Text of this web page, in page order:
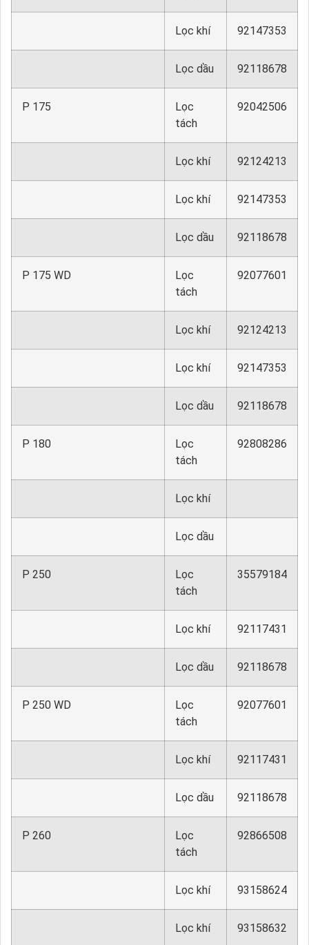
Lọc khí 92147353
Lọc dầu 92118678
P 175
Lọc
tách
92042506
Lọc khí 92124213
Lọc khí 92147353
Lọc dầu 92118678
P 175 WD
Lọc
tách
92077601
Lọc khí 92124213
Lọc khí 92147353
Lọc dầu 92118678
P 180
Lọc
tách
92808286
Lọc khí
Lọc dầu
P 250
Lọc
tách
35579184
Lọc khí 92117431
Lọc dầu 92118678
P 250 WD
Lọc
tách
92077601
Lọc khí 92117431
Lọc dầu 92118678
P 260
Lọc
tách
92866508
Lọc khí 93158624
Lọc khí 93158632